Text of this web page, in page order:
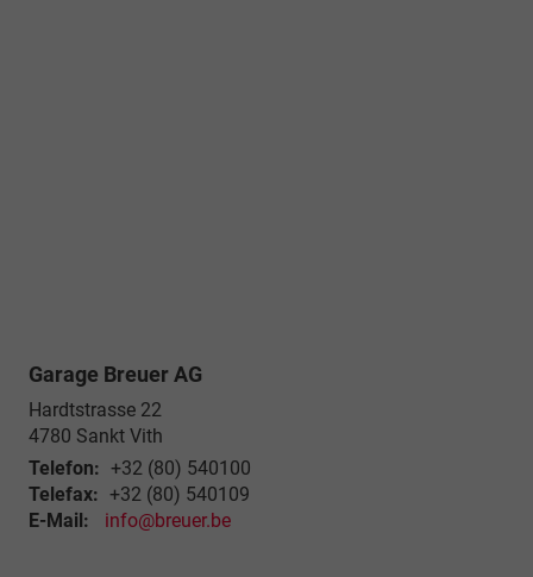
Garage Breuer AG
Hardtstrasse 22
4780 Sankt Vith
Telefon: +32 (80) 540100
Telefax: +32 (80) 540109
E-Mail:
info@breuer.be